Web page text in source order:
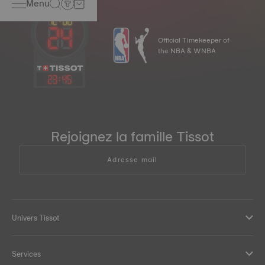
23:45
Official Timekeeper of
the NBA & WNBA
Rejoignez la famille Tissot
Adresse mail
Univers Tissot
Services